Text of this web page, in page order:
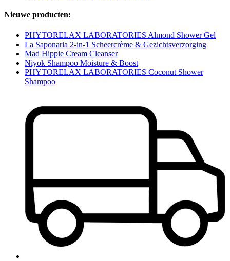
Nieuwe producten:
PHYTORELAX LABORATORIES Almond Shower Gel
La Saponaria 2-in-1 Scheercrème & Gezichtsverzorging
Mad Hippie Cream Cleanser
Niyok Shampoo Moisture & Boost
PHYTORELAX LABORATORIES Coconut Shower
Shampoo